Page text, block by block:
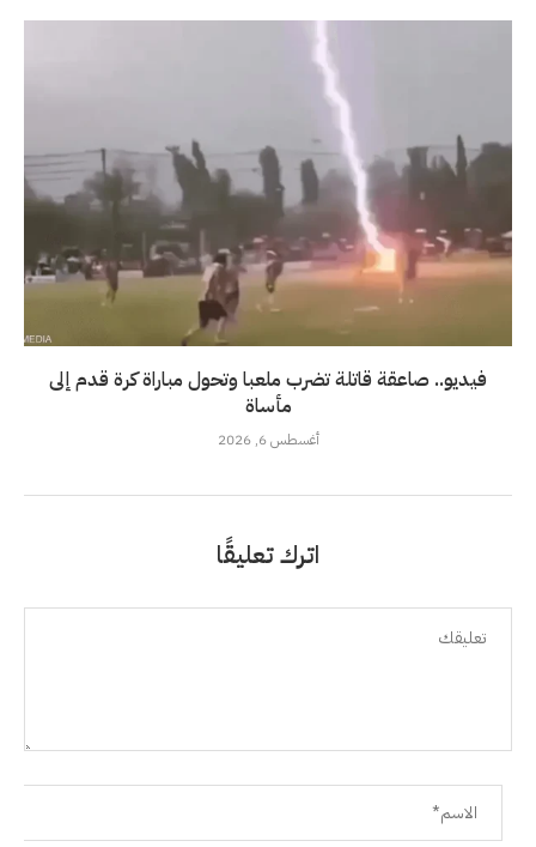
فيديو.. صاعقة قاتلة تضرب ملعبا وتحول مباراة كرة قدم إلى
مأساة
أغسطس 6, 2026
اترك تعليقًا